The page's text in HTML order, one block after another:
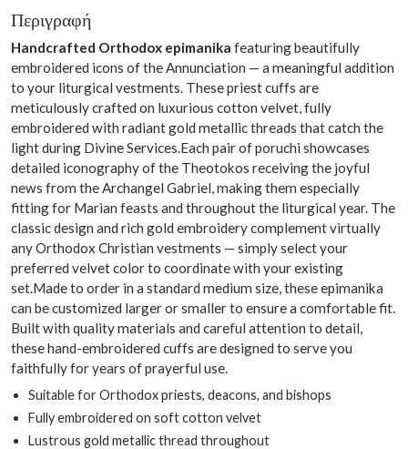
Περιγραφή
Handcrafted Orthodox epimanika featuring beautifully
embroidered icons of the Annunciation — a meaningful addition
to your liturgical vestments. These priest cuffs are
meticulously crafted on luxurious cotton velvet, fully
embroidered with radiant gold metallic threads that catch the
light during Divine Services.Each pair of poruchi showcases
detailed iconography of the Theotokos receiving the joyful
news from the Archangel Gabriel, making them especially
fitting for Marian feasts and throughout the liturgical year. The
classic design and rich gold embroidery complement virtually
any Orthodox Christian vestments — simply select your
preferred velvet color to coordinate with your existing
set.Made to order in a standard medium size, these epimanika
can be customized larger or smaller to ensure a comfortable fit.
Built with quality materials and careful attention to detail,
these hand-embroidered cuffs are designed to serve you
faithfully for years of prayerful use.
Suitable for Orthodox priests, deacons, and bishops
Fully embroidered on soft cotton velvet
Lustrous gold metallic thread throughout